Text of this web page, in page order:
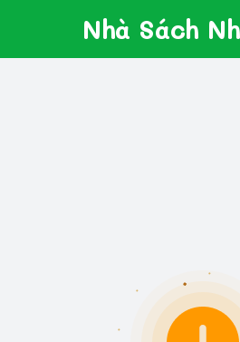
Nhà Sách